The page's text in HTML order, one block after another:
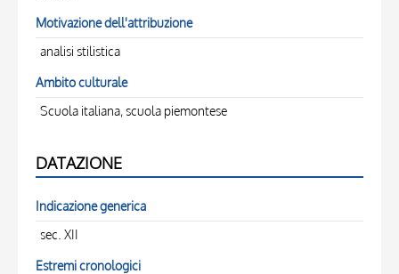
Motivazione dell'attribuzione
analisi stilistica
Ambito culturale
Scuola italiana, scuola piemontese
DATAZIONE
Indicazione generica
sec. XII
Estremi cronologici